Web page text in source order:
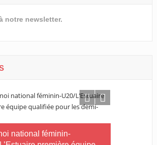
notre newsletter.
national féminin-